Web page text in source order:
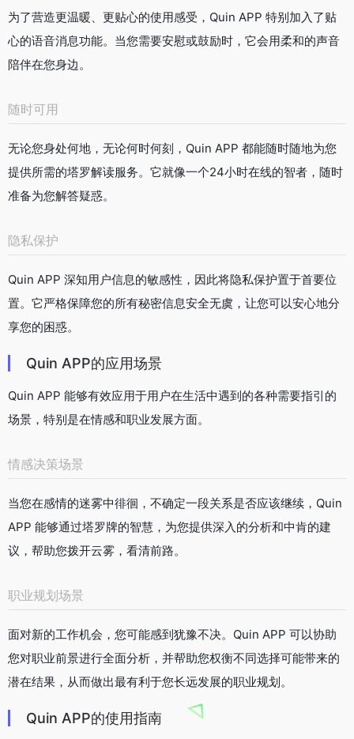
为了营造更温暖、更贴心的使用感受，Quin APP 特别加入了贴
心的语音消息功能。当您需要安慰或鼓励时，它会用柔和的声音
陪伴在您身边。
随时可用
无论您身处何地，无论何时何刻，Quin APP 都能随时随地为您
提供所需的塔罗解读服务。它就像一个24小时在线的智者，随时
准备为您解答疑惑。
隐私保护
Quin APP 深知用户信息的敏感性，因此将隐私保护置于首要位
置。它严格保障您的所有秘密信息安全无虞，让您可以安心地分
享您的困惑。
Quin APP的应用场景
Quin APP 能够有效应用于用户在生活中遇到的各种需要指引的
场景，特别是在情感和职业发展方面。
情感决策场景
当您在感情的迷雾中徘徊，不确定一段关系是否应该继续，Quin
APP 能够通过塔罗牌的智慧，为您提供深入的分析和中肯的建
议，帮助您拨开云雾，看清前路。
职业规划场景
面对新的工作机会，您可能感到犹豫不决。Quin APP 可以协助
您对职业前景进行全面分析，并帮助您权衡不同选择可能带来的
潜在结果，从而做出最有利于您长远发展的职业规划。
Quin APP的使用指南